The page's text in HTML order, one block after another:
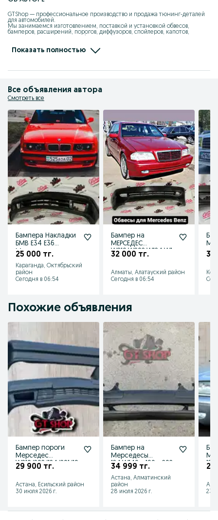
GTShop — профессиональное производство и продажа тюнинг-деталей
для автомобилей.
Мы занимаемся изготовлением, поставкой и установкой обвесов,
бамперов, расширений, порогов, диффузоров, спойлеров, капотов,
Работаем более 10 лет, своё производство, свои формы, опытная команда
Показать полностью
Все объявления автора
Смотреть все
Бампера Накладки
БМВ Е34 Е36
Мерседес
210.W211
25 000 тг.
Караганда, Октябрьский
район
Сегодня в 06:54
Бампер на
МЕРСЕДЕС
W210.W202.W124.W1
32 000 тг.
Алматы, Алатауский район
Сегодня в 06:54
35
Похожие объявления
Бампер пороги
Мерседес
W210/202/124/201/19
29 900 тг.
Астана, Есильский район
30 июля 2026 г.
Бампер на
Мерседесы
124.W140.w190.w202.
Е36 Е38,Е39
34 999 тг.
Астана, Алматинский
район
28 июля 2026 г.
20
23